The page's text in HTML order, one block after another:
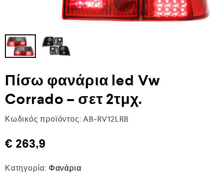
Πίσω φανάρια led Vw
Corrado – σετ 2τμχ.
Κωδικός προϊόντος: AB-RV12LRB
€ 263,9
Κατηγορία: Φανάρια